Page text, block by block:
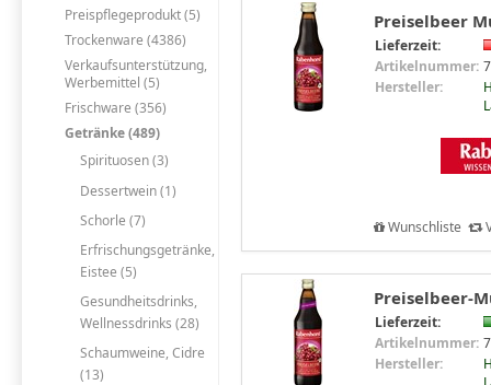
Preispflegeprodukt (5)
Trockenware (4386)
Verkaufsunterstützung,
Werbemittel (5)
Frischware (356)
Getränke (489)
Spirituosen (3)
Dessertwein (1)
Schorle (7)
Erfrischungsgetränke,
Eistee (5)
Gesundheitsdrinks,
Wellnessdrinks (28)
Schaumweine, Cidre
(13)
Preiselbeer
Lieferzeit:
Artikelnummer:
Hersteller:
Wunschliste
Preiselbeer-
Lieferzeit:
Artikelnummer:
Hersteller: